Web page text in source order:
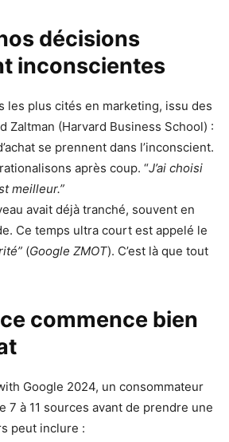
décisions
inconscientes
les plus cités en marketing, issu des
Zaltman (Harvard Business School) :
se prennent dans l’inconscient.
après coup. “J’ai choisi
meilleur.”
avait déjà tranché, souvent en
Ce temps ultra court est appelé le
(Google ZMOT). C’est là que tout
commence bien
Google 2024, un consommateur
7 à 11 sources avant de prendre une
peut inclure :